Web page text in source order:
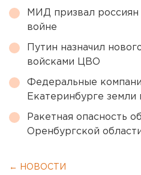
МИД призвал россиян
войне
Путин назначил
войсками ЦВО
Федеральные
Екатеринбурге земли
Ракетная опасность
Оренбургской
← НОВОСТИ